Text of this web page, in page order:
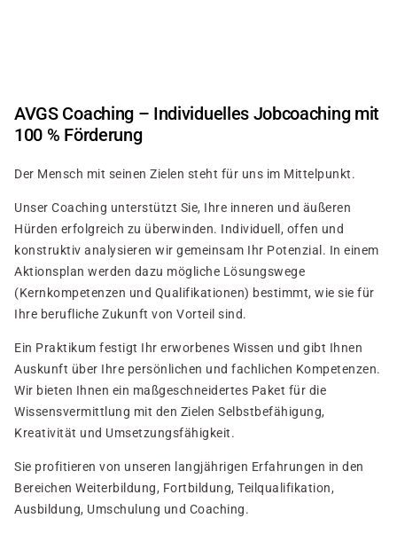
AVGS Coaching – Individuelles Jobcoaching mit
100 % Förderung
Der Mensch mit seinen Zielen steht für uns im Mittelpunkt.
Unser Coaching unterstützt Sie, Ihre inneren und äußeren
Hürden erfolgreich zu überwinden. Individuell, offen und
konstruktiv analysieren wir gemeinsam Ihr Potenzial. In einem
Aktionsplan werden dazu mögliche Lösungswege
(Kernkompetenzen und Qualifikationen) bestimmt, wie sie für
Ihre berufliche Zukunft von Vorteil sind.
Ein Praktikum festigt Ihr erworbenes Wissen und gibt Ihnen
Auskunft über Ihre persönlichen und fachlichen Kompetenzen.
Wir bieten Ihnen ein maßgeschneidertes Paket für die
Wissensvermittlung mit den Zielen Selbstbefähigung,
Kreativität und Umsetzungsfähigkeit.
Sie profitieren von unseren langjährigen Erfahrungen in den
Bereichen Weiterbildung, Fortbildung, Teilqualifikation,
Ausbildung, Umschulung und Coaching.